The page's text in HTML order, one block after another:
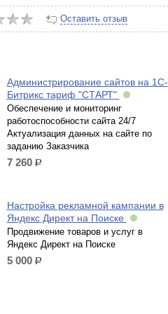
Оставить отзыв
Администрирование сайтов на 1С-
Битрикс тариф "СТАРТ"
Обеспечение и мониторинг
работоспособности сайта 24/7
Актуализация данных на сайте по
заданию Заказчика
7 260 р.
Настройка рекламной кампании в
Яндекс Директ на Поиске
Продвижение товаров и услуг в
Яндекс Директ на Поиске
5 000 р.